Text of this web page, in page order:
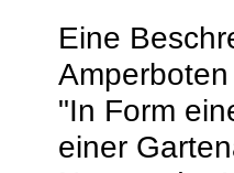
Eine
"In Form
einer